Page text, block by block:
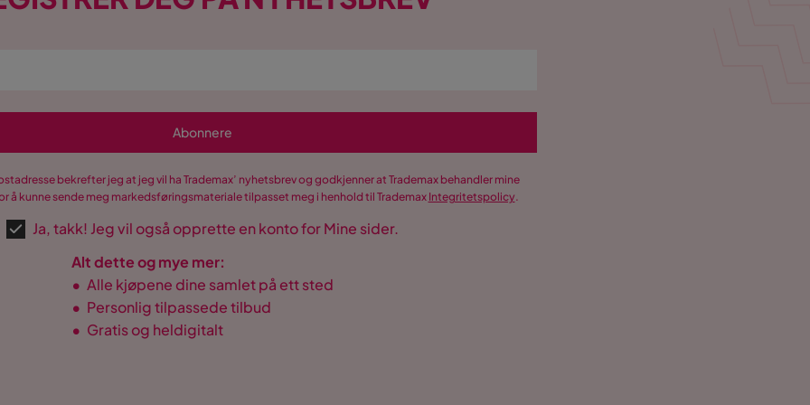
Abonnere
bekrefter jeg at jeg vil ha Trademax’ nyhetsbrev og godkjenner at Trademax behandler mine
å kunne sende meg markedsføringsmateriale tilpasset meg i henhold til Trademax Integritetspolicy.
Ja, takk! Jeg vil også opprette en konto for Mine sider.
Alt dette og mye mer:
• Alle kjøpene dine samlet på ett sted
• Personlig tilpassede tilbud
• Gratis og heldigitalt